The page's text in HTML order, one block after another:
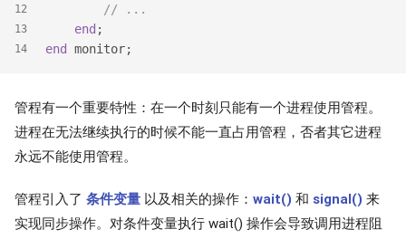
12
13
14
// ...
end ;
end monitor;
管程有一个重要特性：在一个时刻只能有一个进程使用管程。
进程在无法继续执行的时候不能一直占用管程，否者其它进程
永远不能使用管程。
管程引入了 条件变量 以及相关的操作： wait() 和 signal() 来
实现同步操作。对条件变量执行 wait() 操作会导致调用进程阻